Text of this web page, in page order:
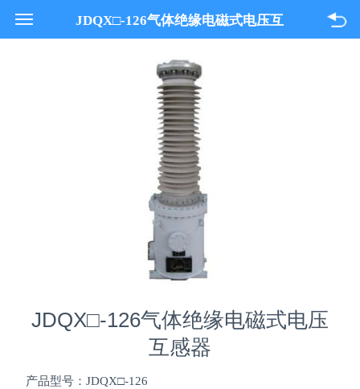
021-33618089
JDQX□-126气体绝缘电磁式电压互
感器
JDQX□-126气体绝缘电磁式电压
互感器
产品型号：JDQX□-126